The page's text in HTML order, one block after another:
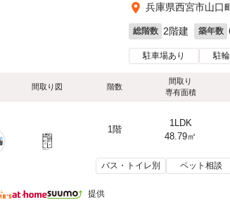
兵庫県西宮市山口
総階数 2階建 築年数
駐車場あり 駐
間取り図 階数
間取り
専有面積
1階
1LDK
48.79㎡
バス・トイレ別 ペット相談
提供